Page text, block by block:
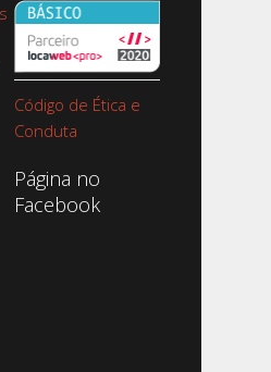
Código de Ética e
Conduta
Página no
Facebook